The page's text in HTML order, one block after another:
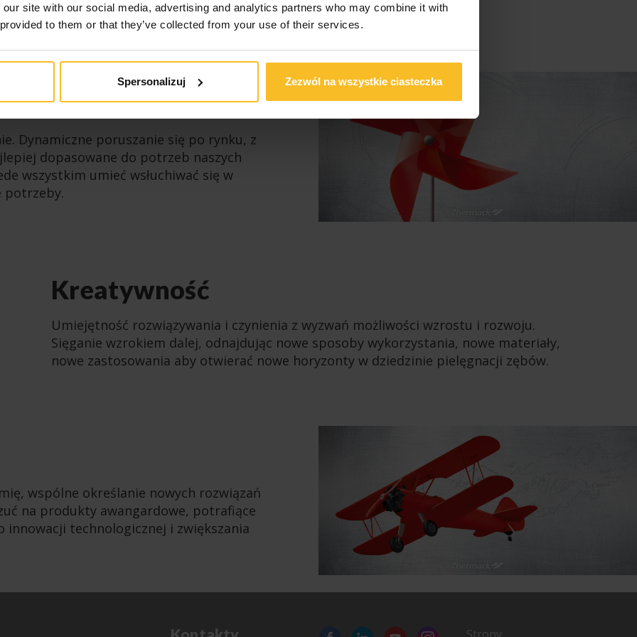
site with our social media, advertising and analytics partners who may combine it with
to them or that they’ve collected from your use of their services.
Spersonalizuj Zezwól na wszystkie ciasteczka
rozwiązania zintegrowane i inteligentne.
Dynamiczne poruszanie się po rynku, z
dopasowane do potrzeb naszych
wszystkim umieć wsłuchiwać się w
potrzeby.
Kreatywność
Umiejętność rozwiązywania i czynienia z wyzwań możliwości wzrostu i rozwoju.
Sięganie wzrokiem dalej, odnajdując nowe sposoby wykorzystania, nowe materiały,
nowe zastosowania aby otwierać nowe horyzonty w dziedzinie pielęgnacji zębów.
wspólne określanie nowych rozwiązań
na produkty awangardowe, potrafiące
technologicznej i zwiększania